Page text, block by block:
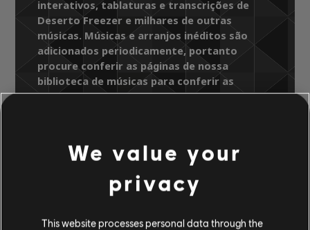
interativos, tablaturas e transcrições de
Deserto Freezer e milhares de outras
músicas. Músicas e arranjos inéditos são
adicionados periodicamente, portanto
procure conferir as páginas de nossa
biblioteca de músicas para conferir as
atualizações mais recentes.
Biblioteca de músicas
Artistas A-Z
Engenheiros Do Hawaii
We value your
privacy
This website processes personal data through the